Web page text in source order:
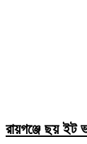
রায়গঞ্জে ছয় ইট